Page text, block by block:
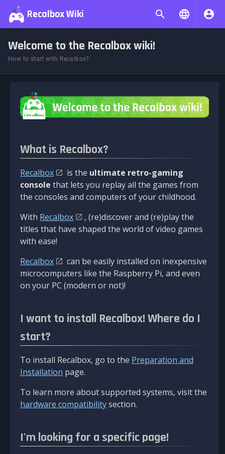
Recalbox Wiki
Welcome to the Recalbox wiki!
How to start with Recalbox?
What is Recalbox?
Recalbox is the ultimate retro-gaming
console that lets you replay all the games from
the consoles and computers of your childhood.
With Recalbox
, (re)discover and (re)play the
titles that have shaped the world of video games
with ease!
Recalbox
can be easily installed on inexpensive
microcomputers like the Raspberry Pi, and even
on your PC (modern or not)!
I want to install Recalbox! Where do I
start?
To install Recalbox, go to the Preparation and
Installation page.
To learn more about supported systems, visit the
hardware compatibilitysection.
I'm looking for a specific page!